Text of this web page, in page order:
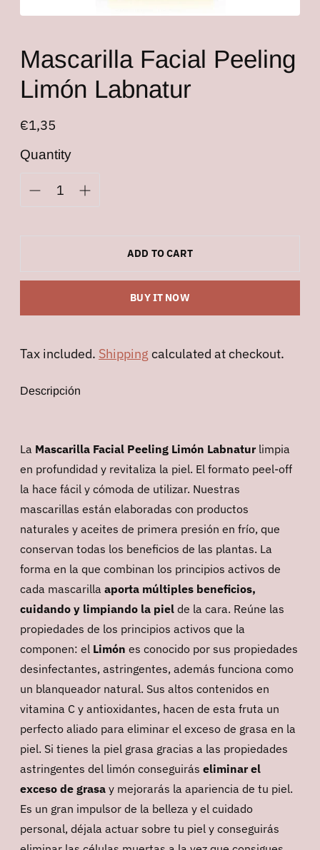
Mascarilla Facial Peeling
Limón Labnatur
€1,35
Regular
Quantity
ADD TO CART
BUY IT NOW
Tax included. Shipping calculated at checkout.
Descripción
La Mascarilla Facial Peeling Limón Labnaturlimpia
en profundidad y revitaliza la piel. El formato peel-off
la hace fácil y cómoda de utilizar. Nuestras
mascarillas están elaboradas con productos
naturales y aceites de primera presión en frío, que
conservan todas los beneficios de las plantas. La
forma en la que combinan los principios activos de
cada mascarilla aporta múltiples beneficios,
cuidando y limpiando la piel de la cara. Reúne las
propiedades de los principios activos que la
componen: el Limón es conocido por sus propiedades
desinfectantes, astringentes, además funciona como
un blanqueador natural. Sus altos contenidos en
vitamina C y antioxidantes, hacen de esta fruta un
perfecto aliado para eliminar el exceso de grasa en la
piel. Si tienes la piel grasa gracias a las propiedades
astringentes del limón conseguirás eliminar el
exceso de grasa y mejorarás la apariencia de tu piel.
Es un gran impulsor de la belleza y el cuidado
personal, déjala actuar sobre tu piel y conseguirás